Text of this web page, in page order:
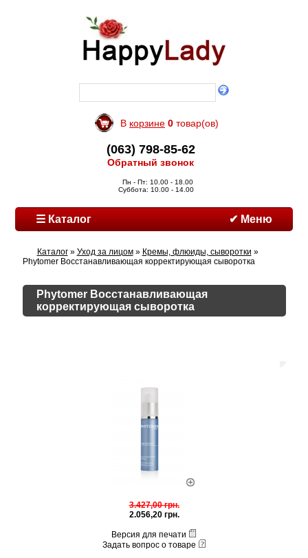
В корзине 0 товар(ов)
(063) 798-85-62
Обратный звонок
Пн - Пт: 10.00 - 18.00
Суббота: 10.00 - 14.00
☰ Каталог ✔ Меню
Каталог» Уход за лицом» Кремы, флюиды, сыворотки »
Phytomer Восстанавливающая корректирующая сыворотка
Phytomer Восстанавливающая
корректирующая сыворотка
3.427,00 грн.
2.056,20 грн.
Версия для печати
Задать вопрос о товаре